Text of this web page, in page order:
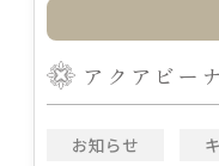
アクアビー
お知らせ